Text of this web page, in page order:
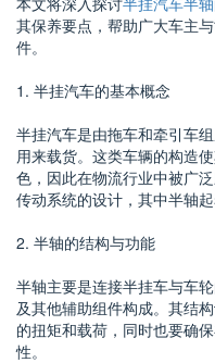
其保养要点，帮助广大车主
件。
1. 半挂汽车的基本概念
半挂汽车是由拖车和牵引车
用来载货。这类车辆的构造
色，因此在物流行业中被广
传动系统的设计，其中半轴
2. 半轴的结构与功能
半轴主要是连接半挂车与车
及其他辅助组件构成。其结
的扭矩和载荷，同时也要确
性。